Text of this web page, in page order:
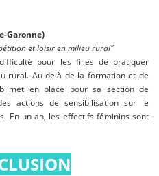
Garonne)
et loisir en milieu rural"
pour les filles de pratiquer
rural. Au-delà de la formation et de
met en place pour sa section de
actions de sensibilisation sur le
En un an, les effectifs féminins sont